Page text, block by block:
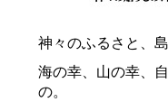
神々のふるさと、島
海の幸、山の幸、
の。